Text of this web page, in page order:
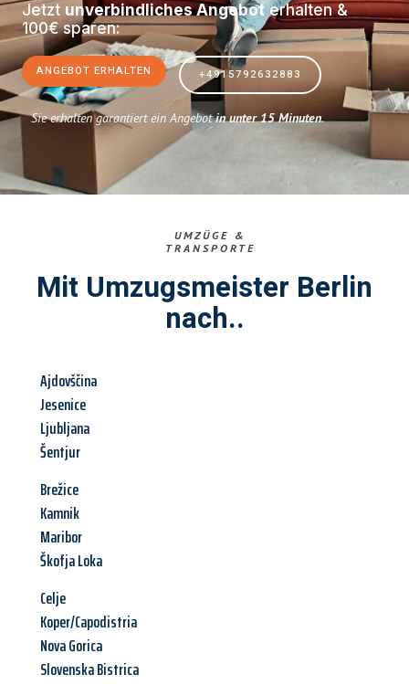
Jetzt unverbindliches Angeboterhalten &
100€ sparen:
ANGEBOT ERHALTEN +4915792632883
Sie erhalten garantiert ein Angebotin unter 15 Minuten.
UMZÜGE &
TRANSPORTE
Mit Umzugsmeister Berlin
nach..
Ajdovščina
Jesenice
Ljubljana
Šentjur
Brežice
Kamnik
Maribor
Škofja Loka
Celje
Koper/Capodistria
Nova Gorica
Slovenska Bistrica